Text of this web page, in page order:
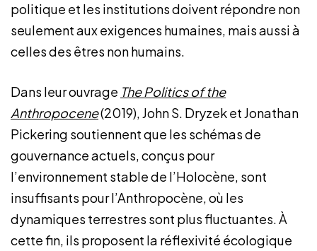
politique et les institutions doivent répondre non
seulement aux exigences humaines, mais aussi à
celles des êtres non humains.
Dans leur ouvrage The Politics of the
Anthropocene(2019), John S. Dryzek et Jonathan
Pickering soutiennent que les schémas de
gouvernance actuels, conçus pour
l’environnement stable de l’Holocène, sont
insuffisants pour l’Anthropocène, où les
dynamiques terrestres sont plus fluctuantes. À
cette fin, ils proposent la réflexivité écologique